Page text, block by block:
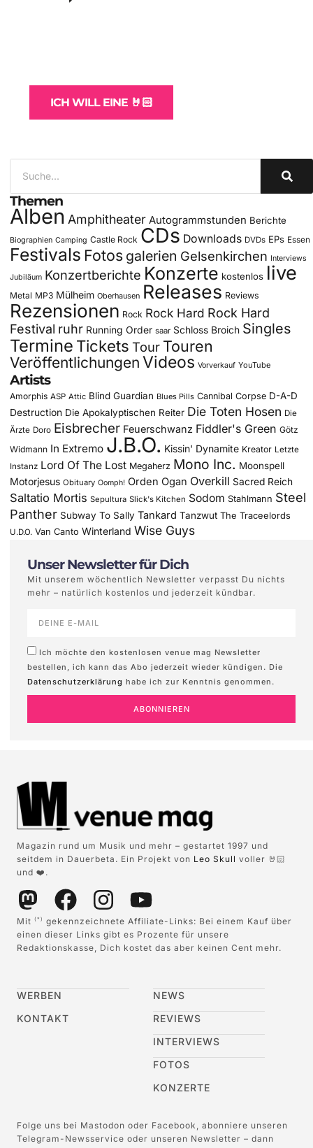
ICH WILL EINE 🤘🏻
Themen
Alben Amphitheater Autogrammstunden Berichte
Biographien Camping Castle Rock CDs Downloads DVDs EPs Essen
Festivals Fotos galerien Gelsenkirchen Interviews
Jubiläum Konzertberichte Konzerte kostenlos live
Metal MP3 Mülheim Oberhausen Releases Reviews
Rezensionen Rock Rock Hard Rock Hard
Festival ruhr Running Order saar Schloss Broich Singles
Termine Tickets Tour Touren
Veröffentlichungen Videos Vorverkauf YouTube
Artists
Amorphis ASP Attic Blind Guardian Blues Pills Cannibal Corpse D-A-D
Destruction Die Apokalyptischen Reiter Die Toten Hosen Die
Ärzte Doro Eisbrecher Feuerschwanz Fiddler's Green Götz
Widmann In Extremo J.B.O. Kissin' Dynamite Kreator Letzte
Instanz Lord Of The Lost Megaherz Mono Inc. Moonspell
Motorjesus Obituary Oomph! Orden Ogan Overkill Sacred Reich
Saltatio Mortis Sepultura Slick's Kitchen Sodom Stahlmann Steel
Panther Subway To Sally Tankard Tanzwut The Traceelords
U.D.O. Van Canto Winterland Wise Guys
Unser Newsletter für Dich
Mit unserem wöchentlich Newsletter verpasst Du nichts
mehr – natürlich kostenlos und jederzeit kündbar.
Ich möchte den kostenlosen venue mag Newsletter
bestellen, ich kann das Abo jederzeit wieder kündigen. Die
Datenschutzerklärung habe ich zur Kenntnis genommen.
ABONNIEREN
Magazin rund um Musik und mehr – gestartet 1997 und
seitdem in Dauerbeta. Ein Projekt von Leo Skull voller 🤘🏻
und ❤️.
Mit (*)
gekennzeichnete Affiliate-Links: Bei einem Kauf über
einen dieser Links gibt es Prozente für unsere
Redaktionskasse, Dich kostet das aber keinen Cent mehr.
WERBEN
KONTAKT
NEWS
REVIEWS
INTERVIEWS
FOTOS
KONZERTE
Folge uns bei Mastodon oder Facebook, abonniere unseren
Telegram-Newsservice oder unseren Newsletter – dann